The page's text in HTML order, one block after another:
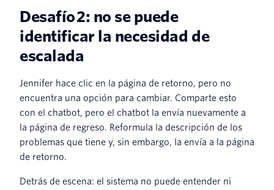
Desafío 2: no se puede
identificar la necesidad de
escalada
Jennifer hace clic en la página de retorno, pero no
encuentra una opción para cambiar. Comparte esto
con el chatbot, pero el chatbot la envía nuevamente a
la página de regreso. Reformula la descripción de los
problemas que tiene y, sin embargo, la envía a la página
de retorno.
Detrás de escena: el sistema no puede entender ni